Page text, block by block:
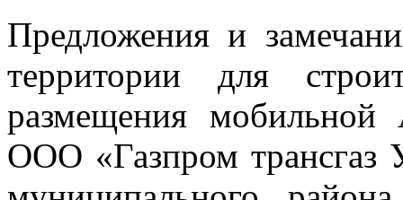
Предложения и
территории для
размещения
ООО «Газпром трансгаз